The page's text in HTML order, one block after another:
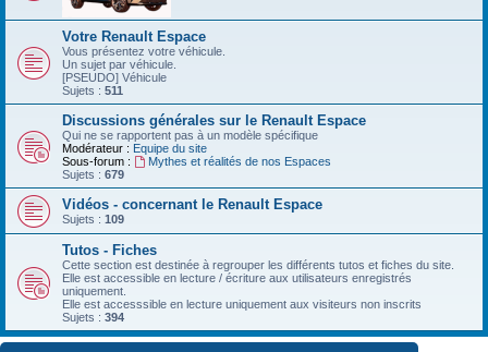
Votre Renault Espace
Vous présentez votre véhicule.
Un sujet par véhicule.
[PSEUDO] Véhicule
Sujets : 511
Discussions générales sur le Renault Espace
Qui ne se rapportent pas à un modèle spécifique
Modérateur : Equipe du site
Sous-forum :
Mythes et réalités de nos Espaces
Sujets : 679
Vidéos - concernant le Renault Espace
Sujets : 109
Tutos - Fiches
Cette section est destinée à regrouper les différents tutos et fiches du site.
Elle est accessible en lecture / écriture aux utilisateurs enregistrés
uniquement.
Elle est accesssible en lecture uniquement aux visiteurs non inscrits
Sujets : 394